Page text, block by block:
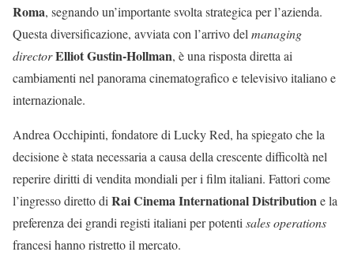
Roma, segnando un’importante svolta strategica per l’azienda.
Questa diversificazione, avviata con l’arrivo delmanaging
directorElliot Gustin-Hollman, è una risposta diretta ai
cambiamenti nel panorama cinematografico e televisivo italiano e
internazionale.
Andrea Occhipinti, fondatore di Lucky Red, ha spiegato che la
decisione è stata necessaria a causa della crescente difficoltà nel
reperire diritti di vendita mondiali per i film italiani. Fattori come
l’ingresso diretto diRai Cinema International Distributione la
preferenza dei grandi registi italiani per potentisales operations
francesi hanno ristretto il mercato.